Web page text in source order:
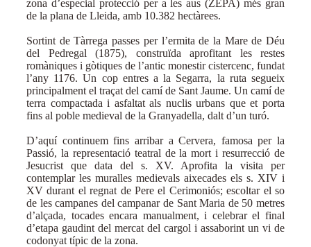
zona d’especial protecció per a les aus (ZEPA) més gran
de la plana de Lleida, amb 10.382 hectàrees.
Sortint de Tàrrega passes per l’ermita de la Mare de Déu
del Pedregal (1875), construïda aprofitant les restes
romàniques i gòtiques de l’antic monestir cistercenc, fundat
l’any 1176. Un cop entres a la Segarra, la ruta segueix
principalment el traçat del camí de Sant Jaume. Un camí de
terra compactada i asfaltat als nuclis urbans que et porta
fins al poble medieval de la Granyadella, dalt d’un turó.
D’aquí continuem fins arribar a Cervera, famosa per la
Passió, la representació teatral de la mort i resurrecció de
Jesucrist que data del s. XV. Aprofita la visita per
contemplar les muralles medievals aixecades els s. XIV i
XV durant el regnat de Pere el Cerimoniós; escoltar el so
de les campanes del campanar de Sant Maria de 50 metres
d’alçada, tocades encara manualment, i celebrar el final
d’etapa gaudint del mercat del cargol i assaborint un vi de
codonyat típic de la zona.